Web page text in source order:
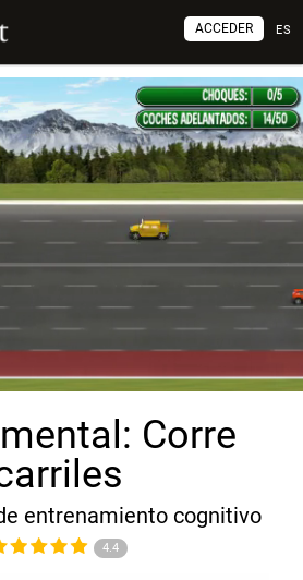
ES
ACCEDER
Corre
entrenamiento cognitivo
4.4